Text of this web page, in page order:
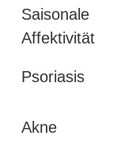
Saisonale
Affektivität
Psoriasis
Akne